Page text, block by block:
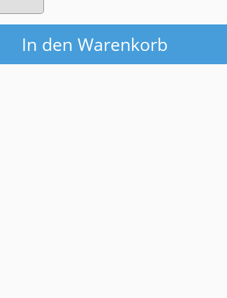
Sonnenuntergang
MengeIn den Warenkorb